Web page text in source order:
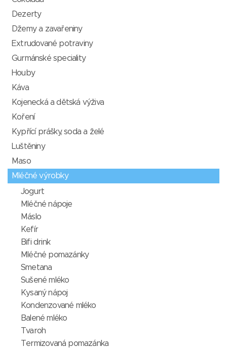
Dezerty
Džemy a zavařeniny
Extrudované potraviny
Gurmánské speciality
Houby
Káva
Kojenecká a dětská výživa
Koření
Kypřící prášky, soda a želé
Luštěniny
Maso
Mléčné výrobky
Jogurt
Mléčné nápoje
Máslo
Kefír
Bifi drink
Mléčné pomazánky
Smetana
Sušené mléko
Kysaný nápoj
Kondenzované mléko
Balené mléko
Tvaroh
Termizovaná pomazánka